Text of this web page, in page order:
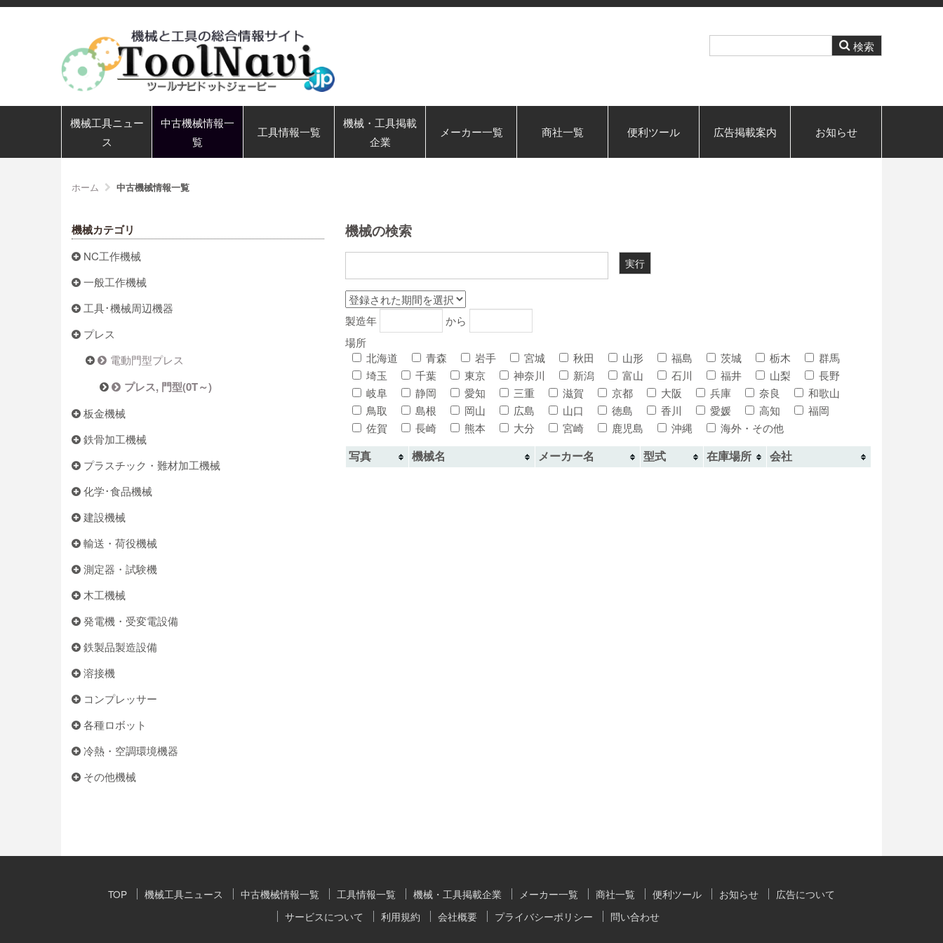
機械工具ニュー
ス
中古機械情報一
覧
工具情報一覧
機械・工具掲載
企業
メーカー一覧 商社一覧 便利ツール 広告掲載案内 お知らせ
ホーム 中古機械情報一覧
機械の検索
製造年
から
場所
北海道
青森 岩手 宮城 秋田 山形 福島 茨城 栃木
群馬
埼玉
千葉 東京 神奈川 新潟 富山 石川 福井 山梨
長野
岐阜
静岡 愛知 三重 滋賀 京都 大阪 兵庫 奈良
和歌山
鳥取
島根 岡山 広島 山口 徳島 香川 愛媛 高知
福岡
佐賀
長崎 熊本 大分 宮崎 鹿児島 沖縄 海外・その他
写真 機械名 メーカー名 型式 在庫場所 会社
機械カテゴリ
NC工作機械
一般工作機械
工具･機械周辺機器
プレス
電動門型プレス
プレス, 門型(0T～)
板金機械
鉄骨加工機械
プラスチック・難材加工機械
化学･食品機械
建設機械
輸送・荷役機械
測定器・試験機
木工機械
発電機・受変電設備
鉄製品製造設備
溶接機
コンプレッサー
各種ロボット
冷熱・空調環境機器
その他機械
TOP 機械工具ニュース 中古機械情報一覧 工具情報一覧 機械・工具掲載企業 メーカー一覧 商社一覧 便利ツール お知らせ
広告について
サービスについて
利用規約 会社概要 プライバシーポリシー 問い合わせ